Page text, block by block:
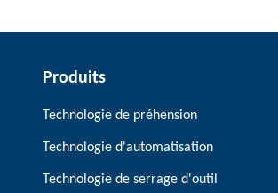
Produits
Technologie de préhension
Technologie d'automatisation
Technologie de serrage d'outil